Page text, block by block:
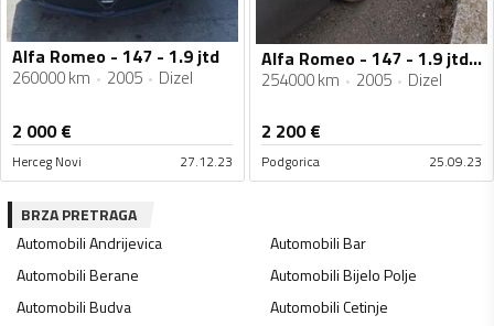
Alfa Romeo - 147 - 1.9 jtd
260000 km 2005 Dizel
2 000€
Herceg Novi 27.12.23
Alfa Romeo - 147 - 1.9 jtdm
254000 km 2005 Dizel
2 200€
Podgorica 25.09.23
BRZA PRETRAGA
AutomobiliAndrijevica AutomobiliBar
AutomobiliBerane AutomobiliBijelo Polje
AutomobiliBudva AutomobiliCetinje